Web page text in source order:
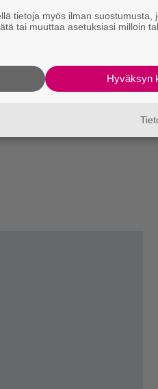
tietoja myös ilman suostumusta,
tai muuttaa asetuksiasi milloin
Hyväksyn